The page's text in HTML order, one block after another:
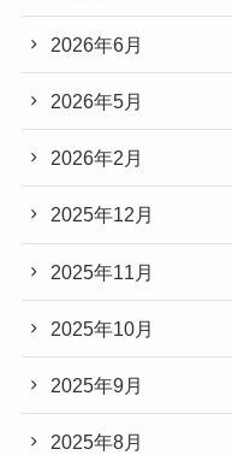
2026年6月
2026年5月
2026年2月
2025年12月
2025年11月
2025年10月
2025年9月
2025年8月